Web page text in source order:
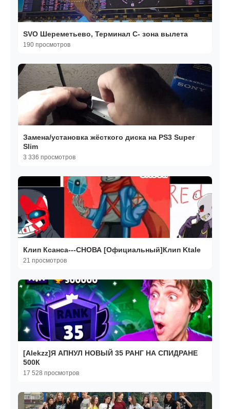
SVO Шереметьево, Терминал С- зона вылета
190 просмотров
Замена/установка жёсткого диска на PS3 Super
Slim
3 336 просмотров
Клип Ксанса---СНОВА [Официальный]Клип Ktale
21 просмотров
[Alekzz]Я АПНУЛ НОВЫЙ 35 РАНГ НА СПИДРАНЕ
500К
17 528 просмотров